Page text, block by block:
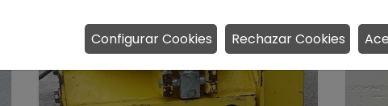
Rechazar Cookies
Configurar Cookies